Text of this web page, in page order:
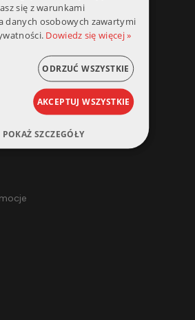
się z warunkami
danych osobowych zawartymi
Dowiedz się więcej »
AKCEPTUJ WSZYSTKIE
ODRZUĆ WSZYSTKIE
POKAŻ SZCZEGÓŁY